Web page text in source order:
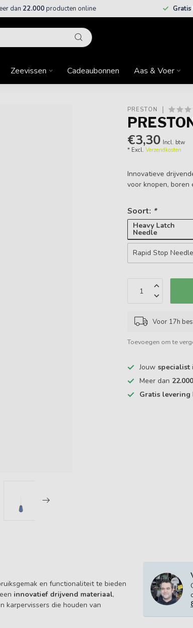
dan 22.000producten online
Zeevissen Cadeaubonnen Aas & Voer
PRESTON
€3,30 Incl. btw
* Excl.Verzendkosten
Innovatieve
voor knopen,
Soort: *
Heavy Latch
Needle
Rapid Stop Needle
Voor 17h
Toevoegen om te
Jouw specialist
Meer dan 22.000
Gratis levering
en functionaliteit te bieden
innovatief drijvend materiaal,
karpervissers die houden van